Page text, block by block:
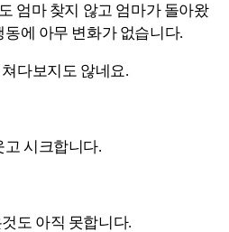
엄마 찾지 않고 엄마가 돌아왔
에 아무 변화가 없습니다.
다보지도 않네요.
고 시크합니다.
도 아직 못합니다.